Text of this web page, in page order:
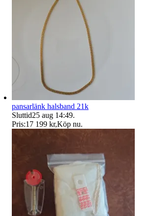
pansarlänk halsband 21k
Sluttid25 aug 14:49.
Pris:17 199 kr,Köp nu.